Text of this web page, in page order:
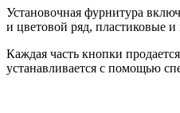
Установочная фурнитура
и цветовой ряд, пластиковые
Каждая часть кнопки
устанавливается с помощью